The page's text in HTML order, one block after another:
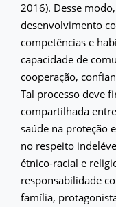
2016). Desse
desenvolvimento
competências e
capacidade de
cooperação,
Tal processo deve
compartilhada
saúde na proteção
no respeito
étnico-racial e
responsabilidade
família,